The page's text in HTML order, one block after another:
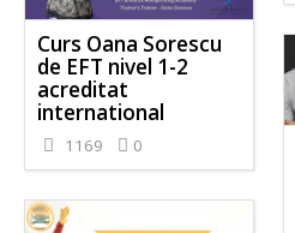
Curs Oana Sorescu
de EFT nivel 1-2
acreditat
international
1169 0